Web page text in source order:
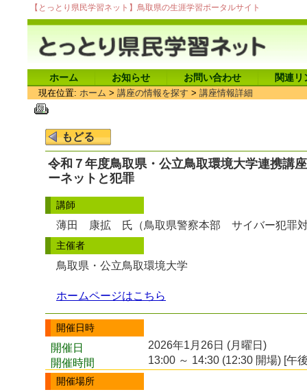
【とっとり県民学習ネット】鳥取県の生涯学習ポータルサイト
ホーム お知らせ お問い合わせ 関連リ
現在位置: ホーム > 講座の情報を探す > 講座情報詳細
令和７年度鳥取県・公立鳥取環境大学連携講
ーネットと犯罪
講師
薄田 康拡 氏（鳥取県警察本部 サイバー犯罪
主催者
鳥取県・公立鳥取環境大学
ホームページはこちら
開催日時
開催日
2026年1月26日 (月曜日)
開催時間
13:00 ～ 14:30 (12:30 開場) [午
開催場所